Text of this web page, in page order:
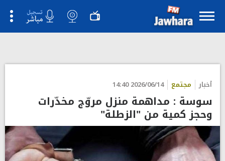
أخبار مجتمع 2026/06/14 14:40
سوسة : مداهمة منزل مروّج مخدّرات
وحجز كمية من "الزطلة"